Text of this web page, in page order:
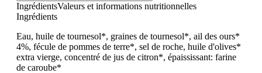
IngrédientsValeurs et informations nutritionnelles
Ingrédients
Eau, huile de tournesol*, graines de tournesol*, ail des ours*
4%, fécule de pommes de terre*, sel de roche, huile d'olives*
extra vierge, concentré de jus de citron*, épaississant: farine
de caroube*